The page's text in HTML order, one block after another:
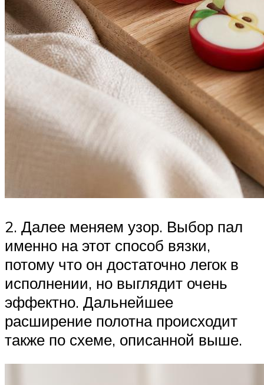
2. Далее меняем узор. Выбор пал
именно на этот способ вязки,
потому что он достаточно легок в
исполнении, но выглядит очень
эффектно. Дальнейшее
расширение полотна происходит
также по схеме, описанной выше.